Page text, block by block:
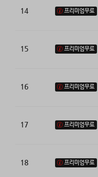
14 프리미엄무료
15 프리미엄무료
16 프리미엄무료
17 프리미엄무료
18 프리미엄무료